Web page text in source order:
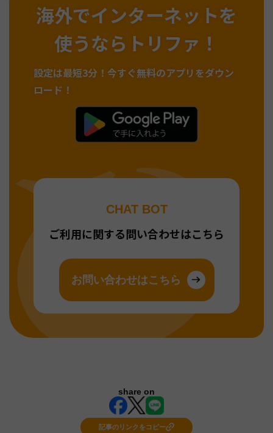
海外でインターネットを
使うならトリファ！
設定は最短3分！ 今すぐ無料のアプリをダウン
ロード！
CHAT BOT
ご利用に関する問い合わせはこちら
お問い合わせはこちら
share on
記事のリンクをコピー